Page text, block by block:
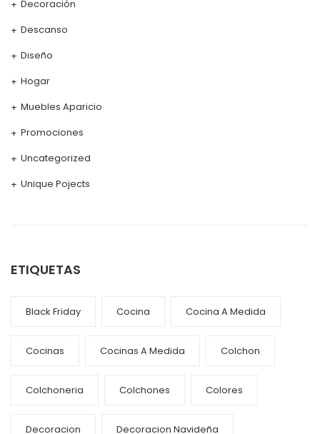
Decoración
Descanso
Diseño
Hogar
Muebles Aparicio
Promociones
Uncategorized
Unique Pojects
ETIQUETAS
Black Friday Cocina Cocina A Medida
Cocinas Cocinas A Medida Colchon
Colchoneria Colchones Colores
Decoracion Decoracion Navideña